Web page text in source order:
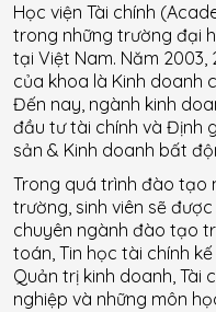
Học viện Tài chính
trong những trường đại
tại Việt Nam. Năm
của khoa là Kinh doanh
Đến nay, ngành kinh
đầu tư tài chính và Định
sản & Kinh doanh bất
Trong quá trình đào tạo
trường, sinh viên sẽ
chuyên ngành đào tạo
toán, Tin học tài chính
Quản trị kinh doanh, Tài
nghiệp và những môn